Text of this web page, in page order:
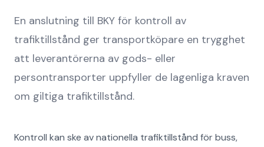
En anslutning till BKY för kontroll av
trafiktillstånd ger transportköpare en trygghet
att leverantörerna av gods- eller
persontransporter uppfyller de lagenliga kraven
om giltiga trafiktillstånd.
Kontroll kan ske av nationella trafiktillstånd för buss,